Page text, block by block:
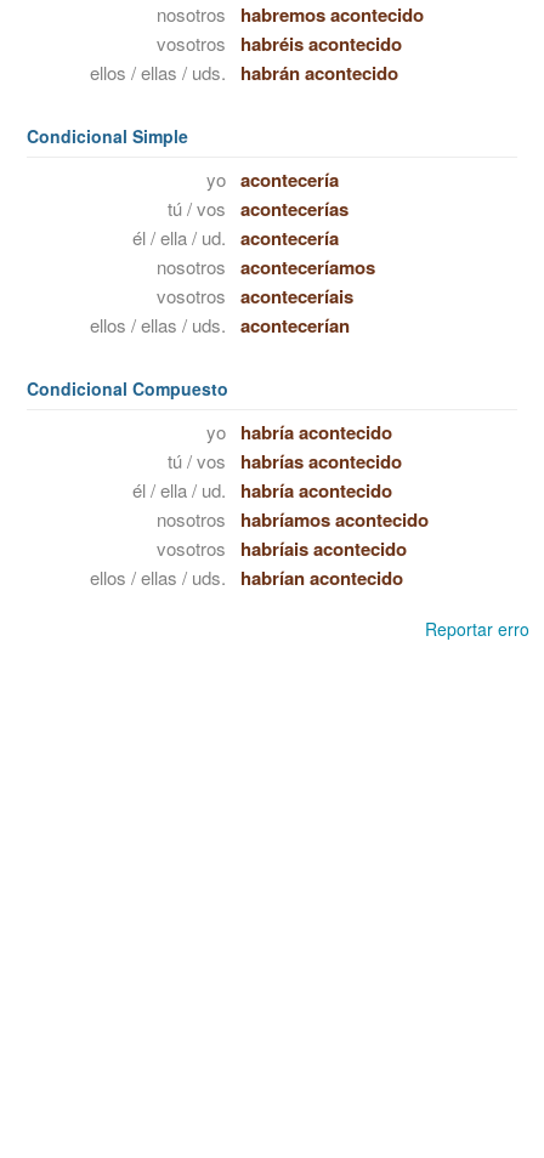
nosotros habremos acontecido
vosotros habréis acontecido
ellos / ellas / uds. habrán acontecido
Condicional Simple
yo acontecería
tú / vos acontecerías
él / ella / ud. acontecería
nosotros aconteceríamos
vosotros aconteceríais
ellos / ellas / uds. acontecerían
Condicional Compuesto
yo habría acontecido
tú / vos habrías acontecido
él / ella / ud. habría acontecido
nosotros habríamos acontecido
vosotros habríais acontecido
ellos / ellas / uds. habrían acontecido
Reportar erro